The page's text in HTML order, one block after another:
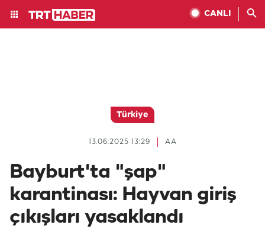
CANLI
Türkiye
AA
13.06.2025 13:29
Bayburt'ta "şap"
karantinası: Hayvan giriş
çıkışları yasaklandı